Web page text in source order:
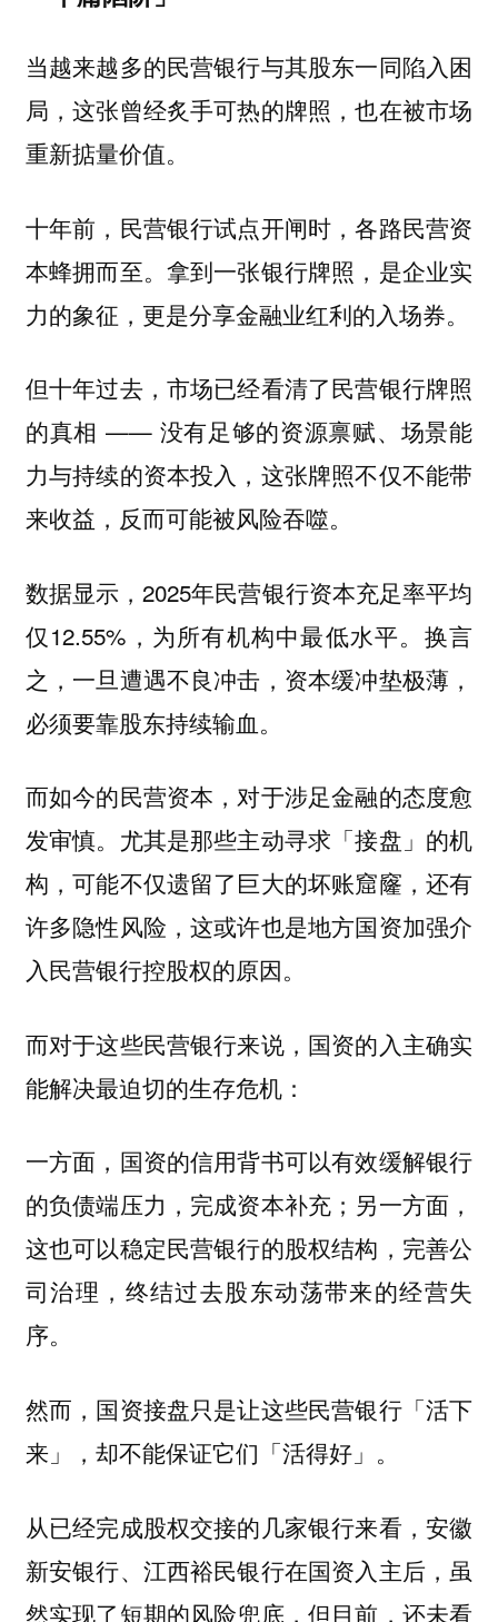
当越来越多的民营银行与其股东一同陷入困
局，这张曾经炙手可热的牌照，也在被市场
重新掂量价值。
十年前，民营银行试点开闸时，各路民营资
本蜂拥而至。拿到一张银行牌照，是企业实
力的象征，更是分享金融业红利的入场券。
但十年过去，市场已经看清了民营银行牌照
的真相 —— 没有足够的资源禀赋、场景能
力与持续的资本投入，这张牌照不仅不能带
来收益，反而可能被风险吞噬。
数据显示，2025年民营银行资本充足率平均
仅12.55%，为所有机构中最低水平。换言
之，一旦遭遇不良冲击，资本缓冲垫极薄，
必须要靠股东持续输血。
而如今的民营资本，对于涉足金融的态度愈
发审慎。尤其是那些主动寻求「接盘」的机
构，可能不仅遗留了巨大的坏账窟窿，还有
许多隐性风险，这或许也是地方国资加强介
入民营银行控股权的原因。
而对于这些民营银行来说，国资的入主确实
能解决最迫切的生存危机：
一方面，国资的信用背书可以有效缓解银行
的负债端压力，完成资本补充；另一方面，
这也可以稳定民营银行的股权结构，完善公
司治理，终结过去股东动荡带来的经营失
序。
然而，国资接盘只是让这些民营银行「活下
来」，却不能保证它们「活得好」。
从已经完成股权交接的几家银行来看，安徽
新安银行、江西裕民银行在国资入主后，虽
然实现了短期的风险兜底，但目前，还未看